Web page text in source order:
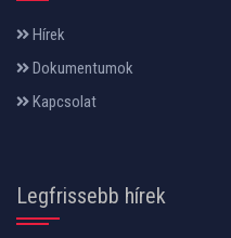
Hírek
Dokumentumok
Kapcsolat
Legfrissebb hírek